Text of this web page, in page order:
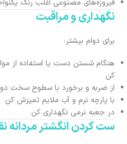
فیروزه‌های مصنوعی اغلب رنگ
نگهداری و مراقبت
برای دوام بیشتر:
هنگام شستن دست یا استفاده از
کن
از ضربه و برخورد با سطوح سخت
با پارچه نرم و آب ملایم تمیزش کن
در جعبه نرمی نگهداری کن
ست کردن انگشتر مردانه